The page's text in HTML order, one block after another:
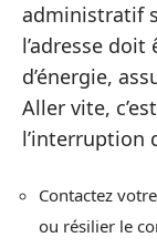
administratif
l’adresse
d’énergie,
Aller vite,
l’interruption
Contactez
ou résilier le